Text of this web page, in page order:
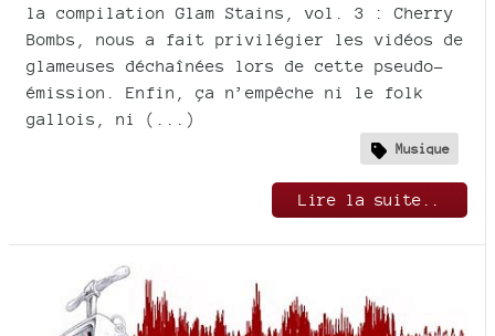
la compilation Glam Stains, vol. 3 : Cherry
Bombs, nous a fait privilégier les vidéos de
glameuses déchaînées lors de cette pseudo-
émission. Enfin, ça n’empêche ni le folk
gallois, ni (...)
Musique
Lire la suite..